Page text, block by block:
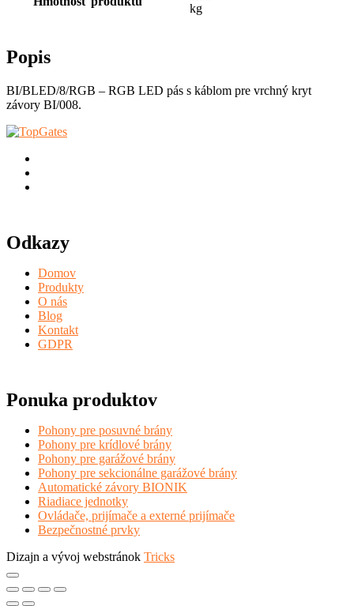
kg
Popis
BI/BLED/8/RGB – RGB LED pás s káblom pre vrchný kryt
závory BI/008.
Odkazy
Domov
Produkty
O nás
Blog
Kontakt
GDPR
Ponuka produktov
Pohony pre posuvné brány
Pohony pre krídlové brány
Pohony pre garážové brány
Pohony pre sekcionálne garážové brány
Automatické závory BIONIK
Riadiace jednotky
Ovládače, prijímače a externé prijímače
Bezpečnostné prvky
Dizajn a vývoj webstránok Tricks